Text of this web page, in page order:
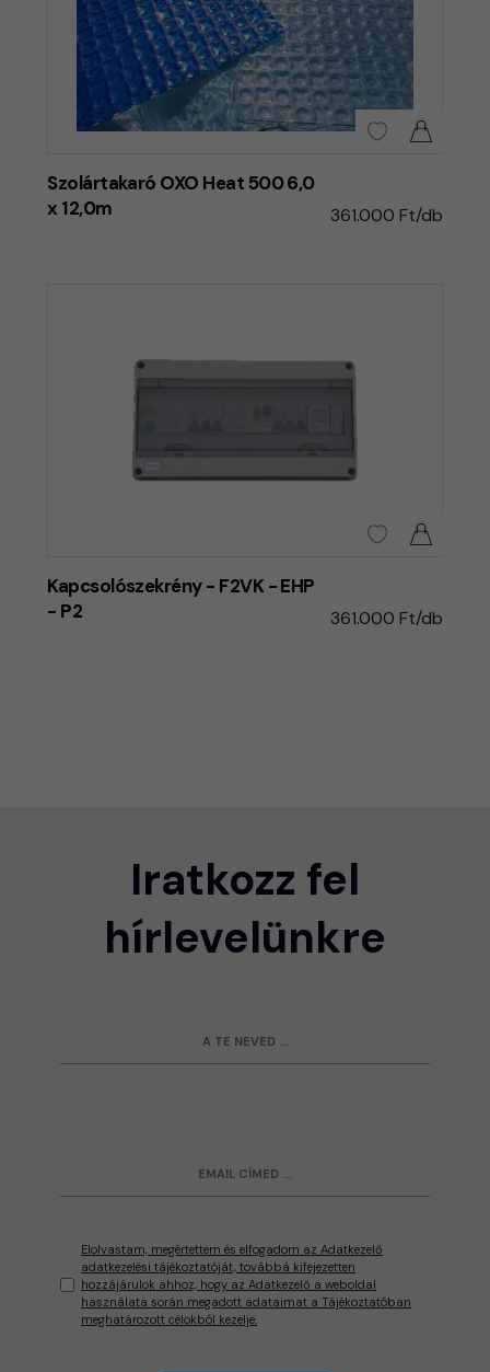
Szolártakaró OXO Heat 500 6,0
x 12,0m
361.000 Ft/db
Kapcsolószekrény - F2VK - EHP
- P2
361.000 Ft/db
Iratkozz fel
hírlevelünkre
Elolvastam, megértettem és elfogadom az Adatkezelő
adatkezelési tájékoztatóját, továbbá kifejezetten
hozzájárulok ahhoz, hogy az Adatkezelő a weboldal
használata során megadott adataimat a Tájékoztatóban
meghatározott célokból kezelje.